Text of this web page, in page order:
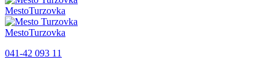
MestoTurzovka
MestoTurzovka
041-42 093 11